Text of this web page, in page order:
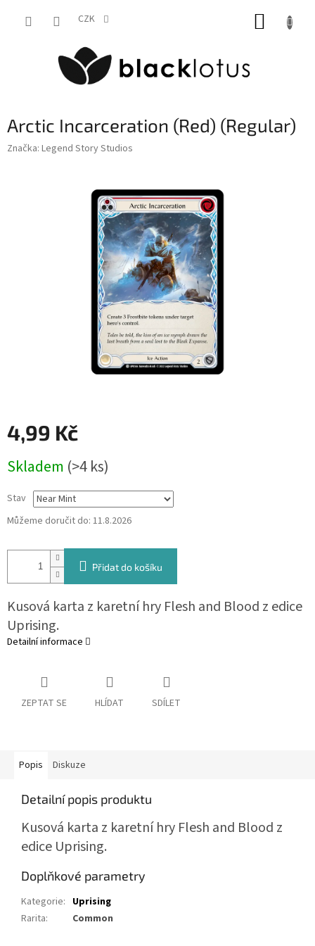
CZK
Arctic Incarceration (Red) (Regular)
Značka: Legend Story Studios
4,99 Kč
cena:
Skladem (>4 ks)
Stav
Můžeme doručit do: 11.8.2026
Přidat do košíku
Kusová karta z karetní hry Flesh and Blood z edice
Uprising.
Detailní informace
ZEPTAT SE HLÍDAT SDÍLET
Popis Diskuze
Detailní popis produktu
Kusová karta z karetní hry Flesh and Blood z
edice Uprising.
Doplňkové parametry
Kategorie: Uprising
Rarita: Common